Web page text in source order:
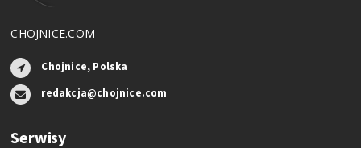
CHOJNICE.COM
Chojnice, Polska
redakcja@chojnice.com
Serwisy